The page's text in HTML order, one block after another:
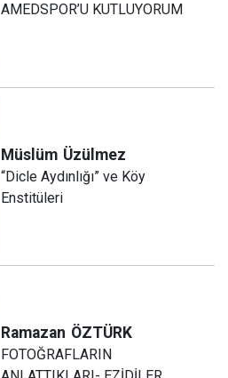
AMEDSPOR’U KUTLUYORUM
Müslüm Üzülmez
“Dicle Aydınlığı” ve Köy
Enstitüleri
Ramazan ÖZTÜRK
FOTOĞRAFLARIN